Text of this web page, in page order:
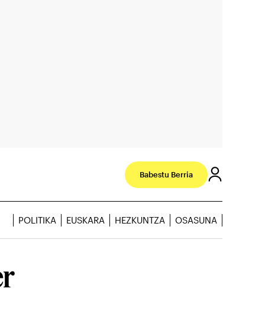
Babestu Berria
POLITIKA EUSKARA HEZKUNTZA OSASUNA